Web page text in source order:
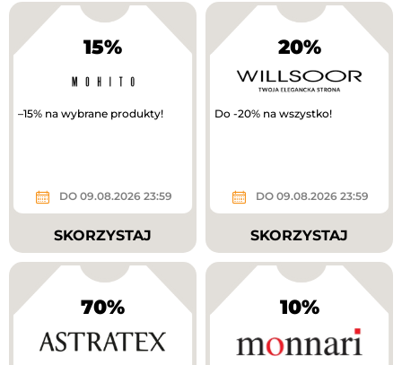
15%
–15% na wybrane produkty!
DO 09.08.2026 23:59
SKORZYSTAJ
20%
Do -20% na wszystko!
DO 09.08.2026 23:59
SKORZYSTAJ
70% 10%